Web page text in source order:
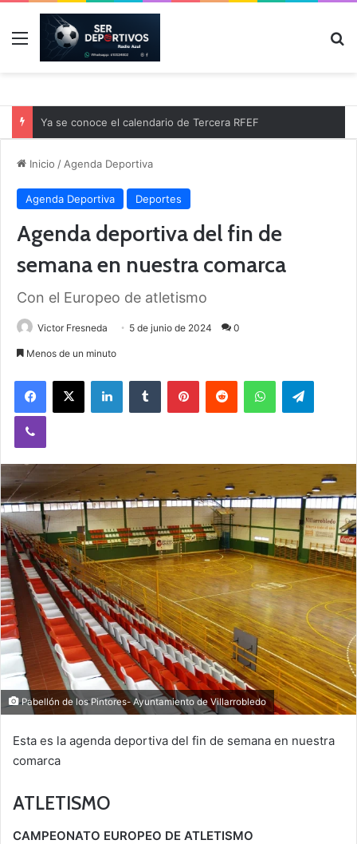
Menú
Ya se conoce el calendario de Tercera RFEF
Inicio / Agenda Deportiva
Agenda Deportiva Deportes
Agenda deportiva del fin de
semana en nuestra comarca
Con el Europeo de atletismo
Victor Fresneda 5 de junio de 2024 0
Menos de un minuto
Pabellón de los Pintores- Ayuntamiento de Villarrobledo
Esta es la agenda deportiva del fin de semana en nuestra
comarca
ATLETISMO
CAMPEONATO EUROPEO DE ATLETISMO